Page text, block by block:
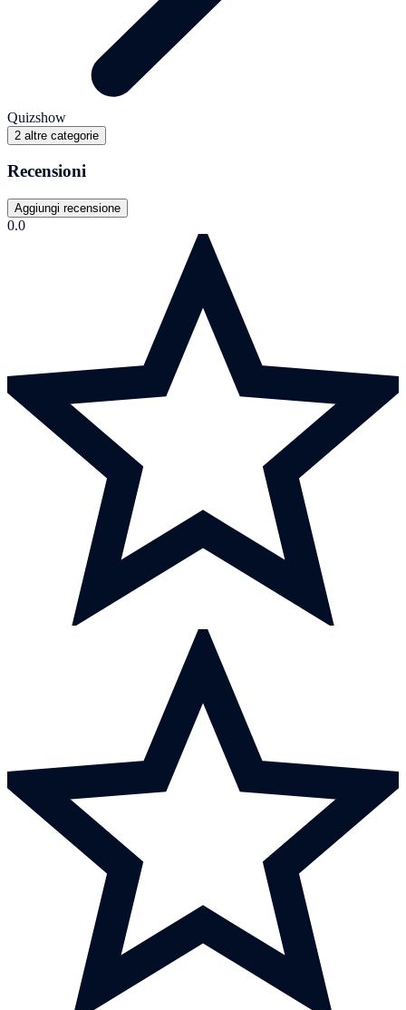
Quizshow
2 altre categorie
Recensioni
Aggiungi recensione
0.0